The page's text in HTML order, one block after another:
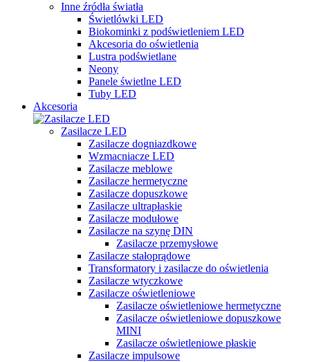
Inne źródła światła
Świetlówki LED
Biokominki z podświetleniem LED
Akcesoria do oświetlenia
Lustra podświetlane
Neony
Panele świetlne LED
Tuby LED
Akcesoria
Zasilacze LED
Zasilacze dogniazdkowe
Wzmacniacze LED
Zasilacze meblowe
Zasilacze hermetyczne
Zasilacze dopuszkowe
Zasilacze ultrapłaskie
Zasilacze modułowe
Zasilacze na szynę DIN
Zasilacze przemysłowe
Zasilacze stałoprądowe
Transformatory i zasilacze do oświetlenia
Zasilacze wtyczkowe
Zasilacze oświetleniowe
Zasilacze oświetleniowe hermetyczne
Zasilacze oświetleniowe dopuszkowe
MINI
Zasilacze oświetleniowe płaskie
Zasilacze impulsowe